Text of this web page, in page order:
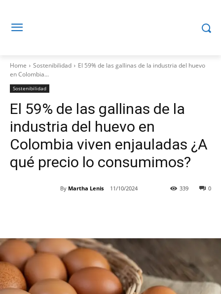
Home Sostenibilidad
El 59% de las gallinas de la industria del huevo
en Colombia...
Sostenibilidad
El 59% de las gallinas de la
industria del huevo en
Colombia viven enjauladas ¿A
qué precio lo consumimos?
By Martha Lenis 11/10/2024 0
339